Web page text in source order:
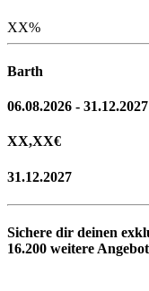
XX%
Barth
06.08.2026 - 31.12.2027
XX,XX€
31.12.2027
Sichere dir deinen
16.200 weitere